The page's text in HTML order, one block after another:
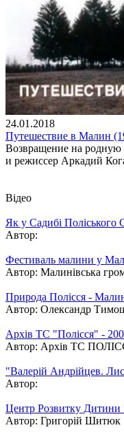
24.01.2018
Путешествие в Малин
Возвращение на родную
и режиссер Аркадий
Відео
Як у Садибі Поліського
Автор:
Фестиваль малини у
Автор: Малинівська
Природа Полісся -
Автор: Олександр
Архів ТС "Полісся" -
Автор: Архів ТС
"Валерій Андрійцев.
Автор:
Центр Розвитку
Автор: Григорій Шитюк